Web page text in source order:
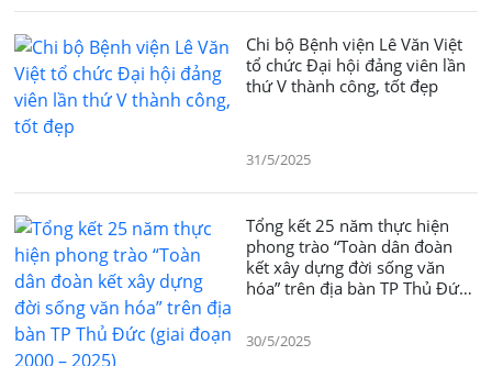
Chi bộ Bệnh viện Lê Văn Việt
tổ chức Đại hội đảng viên lần
thứ V thành công, tốt đẹp
31/5/2025
Tổng kết 25 năm thực hiện
phong trào “Toàn dân đoàn
kết xây dựng đời sống văn
hóa” trên địa bàn TP Thủ Đức
30/5/2025